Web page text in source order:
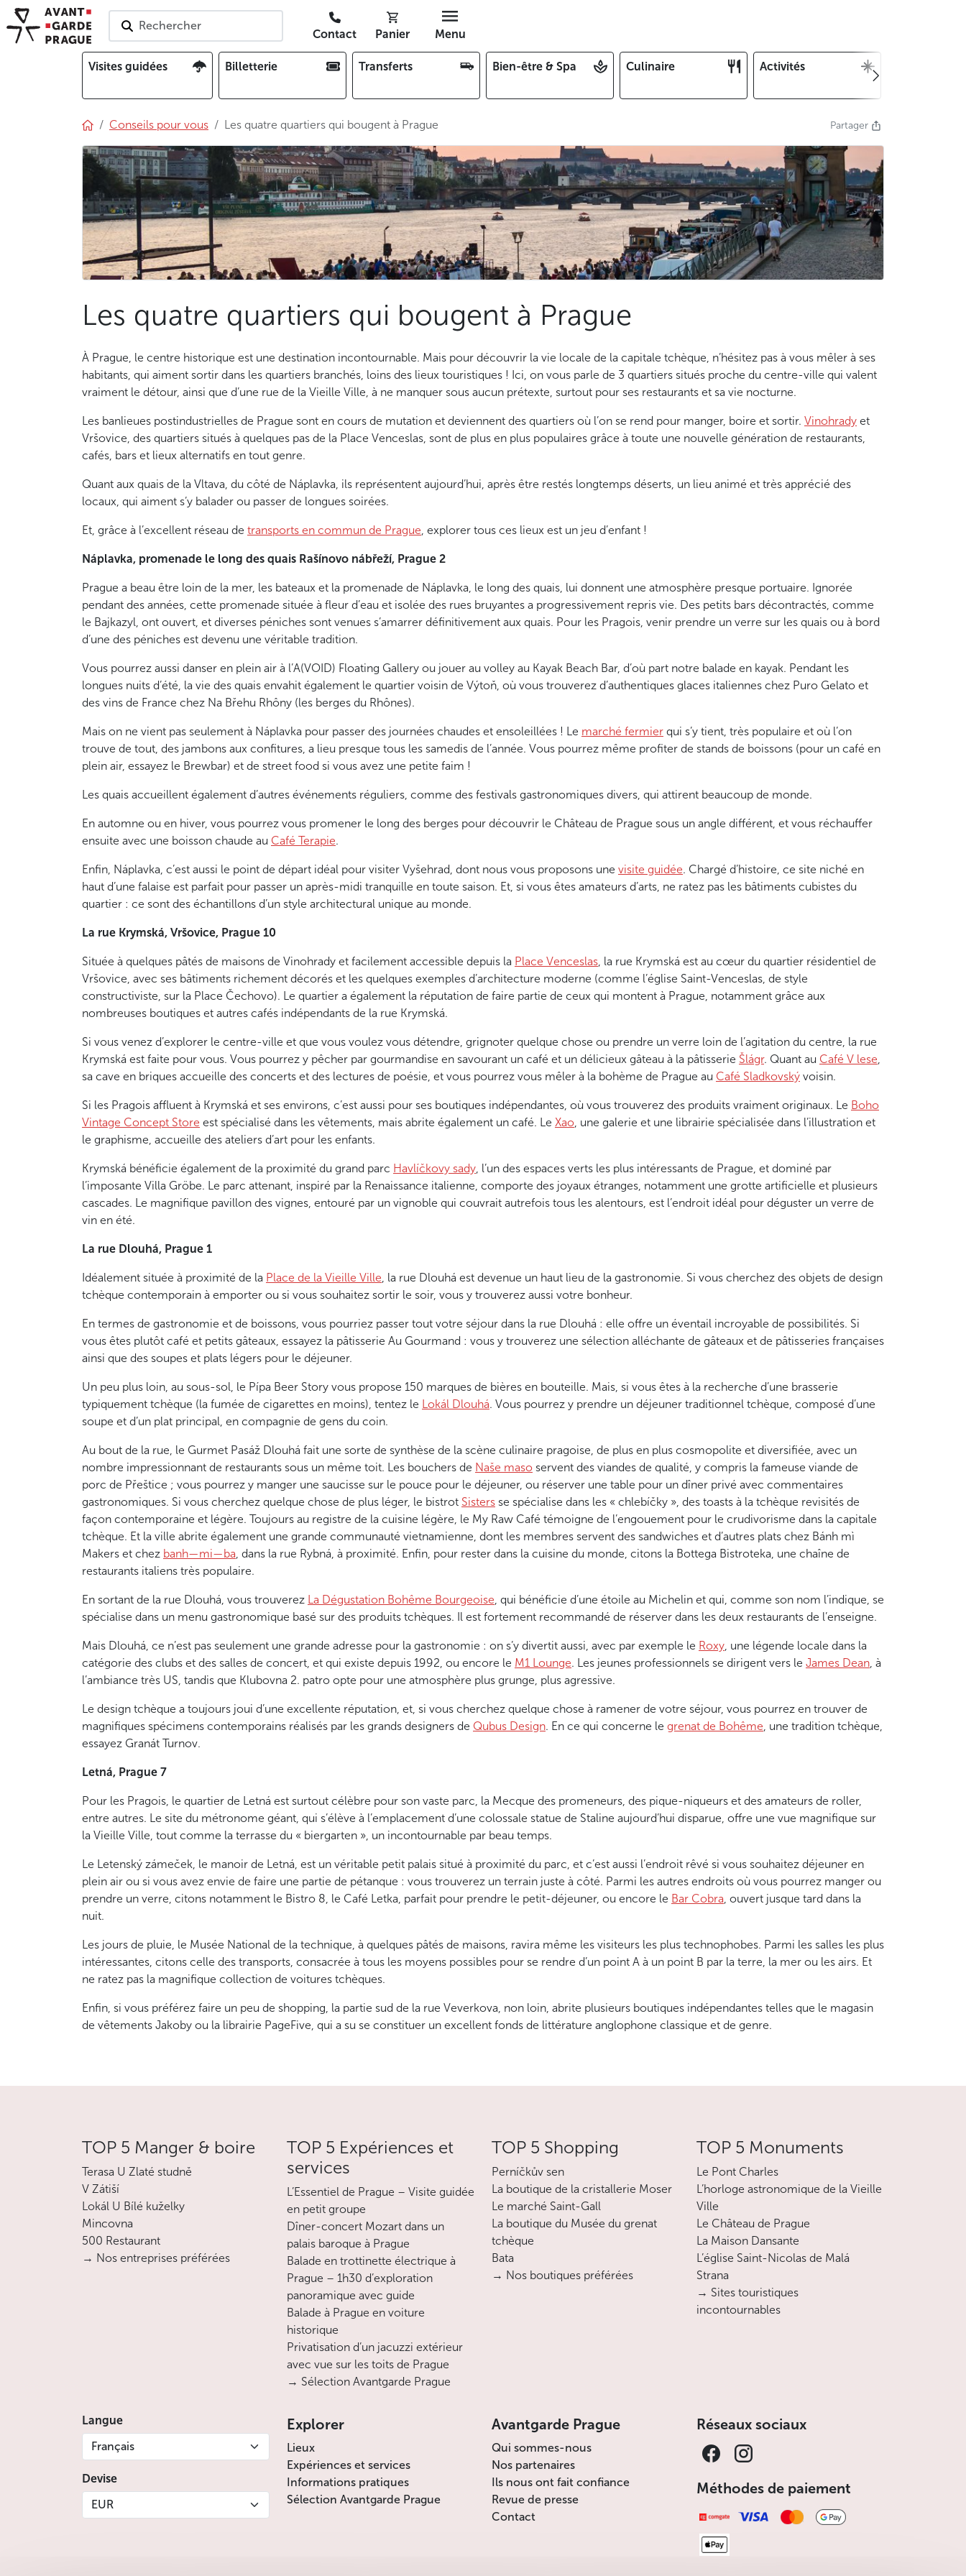
Rechercher
Contact Panier Menu
Visites guidées Billetterie Transferts Bien-être & Spa Culinaire Activités
Conseils pour vous Les quatre quartiers qui bougent à Prague Partager
Les quatre quartiers qui bougent à Prague
À Prague, le centre historique est une destination incontournable. Mais pour découvrir la vie locale de la capitale tchèque, n’hésitez pas à vous mêler à ses
habitants, qui aiment sortir dans les quartiers branchés, loins des lieux touristiques ! Ici, on vous parle de 3 quartiers situés proche du centre-ville qui valent
vraiment le détour, ainsi que d’une rue de la Vieille Ville, à ne manquer sous aucun prétexte, surtout pour ses restaurants et sa vie nocturne.
Les banlieues postindustrielles de Prague sont en cours de mutation et deviennent des quartiers où l’on se rend pour manger, boire et sortir. Vinohrady et
Vršovice, des quartiers situés à quelques pas de la Place Venceslas, sont de plus en plus populaires grâce à toute une nouvelle génération de restaurants,
cafés, bars et lieux alternatifs en tout genre.
Quant aux quais de la Vltava, du côté de Náplavka, ils représentent aujourd’hui, après être restés longtemps déserts, un lieu animé et très apprécié des
locaux, qui aiment s’y balader ou passer de longues soirées.
Et, grâce à l’excellent réseau de transports en commun de Prague , explorer tous ces lieux est un jeu d’enfant !
Náplavka, promenade le long des quais Rašínovo nábřeží, Prague 2
Prague a beau être loin de la mer, les bateaux et la promenade de Náplavka, le long des quais, lui donnent une atmosphère presque portuaire. Ignorée
pendant des années, cette promenade située à fleur d’eau et isolée des rues bruyantes a progressivement repris vie. Des petits bars décontractés, comme
le Bajkazyl, ont ouvert, et diverses péniches sont venues s’amarrer définitivement aux quais. Pour les Pragois, venir prendre un verre sur les quais ou à bord
d’une des péniches est devenu une véritable tradition.
Vous pourrez aussi danser en plein air à l’A(VOID) Floating Gallery ou jouer au volley au Kayak Beach Bar, d’où part notre balade en kayak. Pendant les
longues nuits d’été, la vie des quais envahit également le quartier voisin de Výtoň, où vous trouverez d’authentiques glaces italiennes chez Puro Gelato et
des vins de France chez Na Břehu Rhôny (les berges du Rhônes).
Mais on ne vient pas seulement à Náplavka pour passer des journées chaudes et ensoleillées ! Le marché fermier qui s’y tient, très populaire et où l’on
trouve de tout, des jambons aux confitures, a lieu presque tous les samedis de l’année. Vous pourrez même profiter de stands de boissons (pour un café en
plein air, essayez le Brewbar) et de street food si vous avez une petite faim !
Les quais accueillent également d’autres événements réguliers, comme des festivals gastronomiques divers, qui attirent beaucoup de monde.
En automne ou en hiver, vous pourrez vous promener le long des berges pour découvrir le Château de Prague sous un angle différent, et vous réchauffer
ensuite avec une boisson chaude au Café Terapie.
Enfin, Náplavka, c’est aussi le point de départ idéal pour visiter Vyšehrad, dont nous vous proposons une visite guidée. Chargé d’histoire, ce site niché en
haut d’une falaise est parfait pour passer un après-midi tranquille en toute saison. Et, si vous êtes amateurs d’arts, ne ratez pas les bâtiments cubistes du
quartier : ce sont des échantillons d’un style architectural unique au monde.
La rue Krymská, Vršovice, Prague 10
Située à quelques pâtés de maisons de Vinohrady et facilement accessible depuis la Place Venceslas , la rue Krymská est au cœur du quartier résidentiel de
Vršovice, avec ses bâtiments richement décorés et les quelques exemples d’architecture moderne (comme l’église Saint-Venceslas, de style
constructiviste, sur la Place Čechovo). Le quartier a également la réputation de faire partie de ceux qui montent à Prague, notamment grâce aux
nombreuses boutiques et autres cafés indépendants de la rue Krymská.
Si vous venez d’explorer le centre-ville et que vous voulez vous détendre, grignoter quelque chose ou prendre un verre loin de l’agitation du centre, la rue
Krymská est faite pour vous. Vous pourrez y pêcher par gourmandise en savourant un café et un délicieux gâteau à la pâtisserie Šlágr. Quant au Café V lese
sa cave en briques accueille des concerts et des lectures de poésie, et vous pourrez vous mêler à la bohème de Prague au Café Sladkovský voisin.
Si les Pragois affluent à Krymská et ses environs, c’est aussi pour ses boutiques indépendantes, où vous trouverez des produits vraiment originaux. Le Boho
Vintage Concept Store est spécialisé dans les vêtements, mais abrite également un café. Le Xao , une galerie et une librairie spécialisée dans l’illustration et
le graphisme, accueille des ateliers d’art pour les enfants.
Krymská bénéficie également de la proximité du grand parc Havlíčkovy sady , l’un des espaces verts les plus intéressants de Prague, et dominé par
l’imposante Villa Gröbe. Le parc attenant, inspiré par la Renaissance italienne, comporte des joyaux étranges, notamment une grotte artificielle et plusieurs
cascades. Le magnifique pavillon des vignes, entouré par un vignoble qui couvrait autrefois tous les alentours, est l’endroit idéal pour déguster un verre de
vin en été.
La rue Dlouhá, Prague 1
Idéalement située à proximité de la Place de la Vieille Ville , la rue Dlouhá est devenue un haut lieu de la gastronomie. Si vous cherchez des objets de design
tchèque contemporain à emporter ou si vous souhaitez sortir le soir, vous y trouverez aussi votre bonheur.
En termes de gastronomie et de boissons, vous pourriez passer tout votre séjour dans la rue Dlouhá : elle offre un éventail incroyable de possibilités. Si
vous êtes plutôt café et petits gâteaux, essayez la pâtisserie Au Gourmand : vous y trouverez une sélection alléchante de gâteaux et de pâtisseries françaises
ainsi que des soupes et plats légers pour le déjeuner.
Un peu plus loin, au sous-sol, le Pípa Beer Story vous propose 150 marques de bières en bouteille. Mais, si vous êtes à la recherche d’une brasserie
typiquement tchèque (la fumée de cigarettes en moins), tentez le Lokál Dlouhá. Vous pourrez y prendre un déjeuner traditionnel tchèque, composé d’une
soupe et d’un plat principal, en compagnie de gens du coin.
Au bout de la rue, le Gurmet Pasáž Dlouhá fait une sorte de synthèse de la scène culinaire pragoise, de plus en plus cosmopolite et diversifiée, avec un
nombre impressionnant de restaurants sous un même toit. Les bouchers de Naše maso servent des viandes de qualité, y compris la fameuse viande de
porc de Přeštice ; vous pourrez y manger une saucisse sur le pouce pour le déjeuner, ou réserver une table pour un dîner privé avec commentaires
gastronomiques. Si vous cherchez quelque chose de plus léger, le bistrot Sisters se spécialise dans les « chlebíčky », des toasts à la tchèque revisités de
façon contemporaine et légère. Toujours au registre de la cuisine légère, le My Raw Café témoigne de l’engouement pour le crudivorisme dans la capitale
tchèque. Et la ville abrite également une grande communauté vietnamienne, dont les membres servent des sandwiches et d’autres plats chez Bánh mì
Makers et chez banh—mi—ba , dans la rue Rybná, à proximité. Enfin, pour rester dans la cuisine du monde, citons la Bottega Bistroteka, une chaîne de
restaurants italiens très populaire.
En sortant de la rue Dlouhá, vous trouverez La Dégustation Bohême Bourgeoise , qui bénéficie d’une étoile au Michelin et qui, comme son nom l’indique, se
spécialise dans un menu gastronomique basé sur des produits tchèques. Il est fortement recommandé de réserver dans les deux restaurants de l’enseigne.
Mais Dlouhá, ce n’est pas seulement une grande adresse pour la gastronomie : on s’y divertit aussi, avec par exemple le Roxy , une légende locale dans la
catégorie des clubs et des salles de concert, et qui existe depuis 1992, ou encore le M1 Lounge. Les jeunes professionnels se dirigent vers le James Dean , à
l’ambiance très US, tandis que Klubovna 2. patro opte pour une atmosphère plus grunge, plus agressive.
Le design tchèque a toujours joui d’une excellente réputation, et, si vous cherchez quelque chose à ramener de votre séjour, vous pourrez en trouver de
magnifiques spécimens contemporains réalisés par les grands designers de Qubus Design. En ce qui concerne le grenat de Bohême , une tradition tchèque,
essayez Granát Turnov.
Letná, Prague 7
Pour les Pragois, le quartier de Letná est surtout célèbre pour son vaste parc, la Mecque des promeneurs, des pique-niqueurs et des amateurs de roller,
entre autres. Le site du métronome géant, qui s’élève à l’emplacement d’une colossale statue de Staline aujourd’hui disparue, offre une vue magnifique sur
la Vieille Ville, tout comme la terrasse du « biergarten », un incontournable par beau temps.
Le Letenský zámeček, le manoir de Letná, est un véritable petit palais situé à proximité du parc, et c’est aussi l’endroit rêvé si vous souhaitez déjeuner en
plein air ou si vous avez envie de faire une partie de pétanque : vous trouverez un terrain juste à côté. Parmi les autres endroits où vous pourrez manger ou
prendre un verre, citons notamment le Bistro 8, le Café Letka, parfait pour prendre le petit-déjeuner, ou encore le Bar Cobra , ouvert jusque tard dans la
nuit.
Les jours de pluie, le Musée National de la technique, à quelques pâtés de maisons, ravira même les visiteurs les plus technophobes. Parmi les salles les plus
intéressantes, citons celle des transports, consacrée à tous les moyens possibles pour se rendre d’un point A à un point B par la terre, la mer ou les airs. Et
ne ratez pas la magnifique collection de voitures tchèques.
Enfin, si vous préférez faire un peu de shopping, la partie sud de la rue Veverkova, non loin, abrite plusieurs boutiques indépendantes telles que le magasin
de vêtements Jakoby ou la librairie PageFive, qui a su se constituer un excellent fonds de littérature anglophone classique et de genre.
TOP 5 Manger & boire
Terasa U Zlaté studně
V Zátiší
Lokál U Bílé kuželky
Mincovna
500 Restaurant
→ Nos entreprises préférées
TOP 5 Expériences et
services
L’Essentiel de Prague – Visite guidée
en petit groupe
Dîner-concert Mozart dans un
palais baroque à Prague
Balade en trottinette électrique à
Prague – 1h30 d’exploration
panoramique avec guide
Balade à Prague en voiture
historique
Privatisation d’un jacuzzi extérieur
avec vue sur les toits de Prague
→ Sélection Avantgarde Prague
TOP 5 Shopping
Perníčkův sen
La boutique de la cristallerie Moser
Le marché Saint-Gall
La boutique du Musée du grenat
tchèque
Bata
→ Nos boutiques préférées
TOP 5 Monuments
Le Pont Charles
L’horloge astronomique de la Vieille
Ville
Le Château de Prague
La Maison Dansante
L’église Saint-Nicolas de Malá
Strana
→ Sites touristiques
incontournables
Langue
Français
Devise
EUR
Explorer
Lieux
Expériences et services
Informations pratiques
Sélection Avantgarde Prague
Avantgarde Prague
Qui sommes-nous
Nos partenaires
Ils nous ont fait confiance
Revue de presse
Contact
Réseaux sociaux
Méthodes de paiement